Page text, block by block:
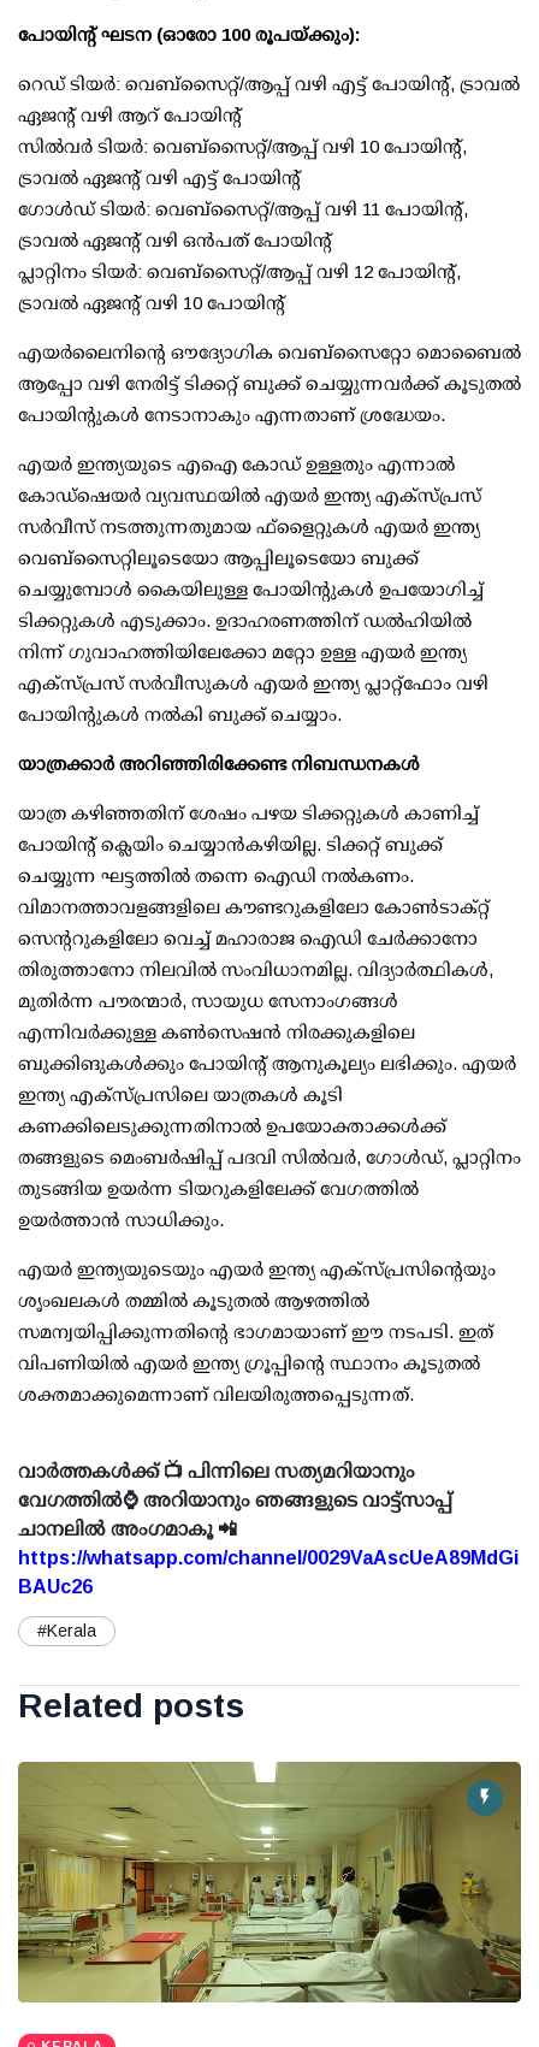
പോയിന്റ് ഘടന (ഓരോ 100 രൂപയ്ക്കും):
റെഡ് ടിയര്‍: വെബ്സൈറ്റ്/ആപ്പ് വഴി എട്ട് പോയിന്റ്, ട്രാവല്‍
ഏജന്റ് വഴി ആറ് പോയിന്റ്
സില്‍വര്‍ ടിയര്‍: വെബ്സൈറ്റ്/ആപ്പ് വഴി 10 പോയിന്റ്,
ട്രാവല്‍ ഏജന്റ് വഴി എട്ട് പോയിന്റ്
ഗോള്‍ഡ് ടിയര്‍: വെബ്സൈറ്റ്/ആപ്പ് വഴി 11 പോയിന്റ്,
ട്രാവല്‍ ഏജന്റ് വഴി ഒന്‍പത് പോയിന്റ്
പ്ലാറ്റിനം ടിയര്‍: വെബ്സൈറ്റ്/ആപ്പ് വഴി 12 പോയിന്റ്,
ട്രാവല്‍ ഏജന്റ് വഴി 10 പോയിന്റ്
എയര്‍ലൈനിന്റെ ഔദ്യോഗിക വെബ്സൈറ്റോ മൊബൈല്‍
ആപ്പോ വഴി നേരിട്ട് ടിക്കറ്റ് ബുക്ക് ചെയ്യുന്നവര്‍ക്ക് കൂടുതല്‍
പോയിന്റുകള്‍ നേടാനാകും എന്നതാണ് ശ്രദ്ധേയം.
എയര്‍ ഇന്ത്യയുടെ എഐ കോഡ് ഉള്ളതും എന്നാല്‍
കോഡ്‌ഷെയര്‍ വ്യവസ്ഥയില്‍ എയര്‍ ഇന്ത്യ എക്‌സ്പ്രസ്
സര്‍വീസ് നടത്തുന്നതുമായ ഫ്‌ളൈറ്റുകള്‍ എയര്‍ ഇന്ത്യ
വെബ്സൈറ്റിലൂടെയോ ആപ്പിലൂടെയോ ബുക്ക്
ചെയ്യുമ്പോള്‍ കൈയിലുള്ള പോയിന്റുകള്‍ ഉപയോഗിച്ച്
ടിക്കറ്റുകള്‍ എടുക്കാം. ഉദാഹരണത്തിന് ഡല്‍ഹിയില്‍
നിന്ന് ഗുവാഹത്തിയിലേക്കോ മറ്റോ ഉള്ള എയര്‍ ഇന്ത്യ
എക്‌സ്പ്രസ് സര്‍വീസുകള്‍ എയര്‍ ഇന്ത്യ പ്ലാറ്റ്ഫോം വഴി
പോയിന്റുകള്‍ നല്‍കി ബുക്ക് ചെയ്യാം.
യാത്രക്കാര്‍ അറിഞ്ഞിരിക്കേണ്ട നിബന്ധനകള്‍
യാത്ര കഴിഞ്ഞതിന് ശേഷം പഴയ ടിക്കറ്റുകള്‍ കാണിച്ച്
പോയിന്റ് ക്ലെയിം ചെയ്യാന്‍കഴിയില്ല. ടിക്കറ്റ് ബുക്ക്
ചെയ്യുന്ന ഘട്ടത്തില്‍ തന്നെ ഐഡി നല്‍കണം.
വിമാനത്താവളങ്ങളിലെ കൗണ്ടറുകളിലോ കോണ്‍ടാക്റ്റ്
സെന്ററുകളിലോ വെച്ച് മഹാരാജ ഐഡി ചേര്‍ക്കാനോ
തിരുത്താനോ നിലവില്‍ സംവിധാനമില്ല. വിദ്യാര്‍ത്ഥികള്‍,
മുതിര്‍ന്ന പൗരന്മാര്‍, സായുധ സേനാംഗങ്ങള്‍
എന്നിവര്‍ക്കുള്ള കണ്‍സെഷന്‍ നിരക്കുകളിലെ
ബുക്കിങുകള്‍ക്കും പോയിന്റ് ആനുകൂല്യം ലഭിക്കും. എയര്‍
ഇന്ത്യ എക്‌സ്പ്രസിലെ യാത്രകള്‍ കൂടി
കണക്കിലെടുക്കുന്നതിനാല്‍ ഉപയോക്താക്കള്‍ക്ക്
തങ്ങളുടെ മെംബര്‍ഷിപ്പ് പദവി സില്‍വര്‍, ഗോള്‍ഡ്, പ്ലാറ്റിനം
തുടങ്ങിയ ഉയര്‍ന്ന ടിയറുകളിലേക്ക് വേഗത്തില്‍
ഉയര്‍ത്താന്‍ സാധിക്കും.
എയര്‍ ഇന്ത്യയുടെയും എയര്‍ ഇന്ത്യ എക്‌സ്പ്രസിന്റെയും
ശൃംഖലകള്‍ തമ്മില്‍ കൂടുതല്‍ ആഴത്തില്‍
സമന്വയിപ്പിക്കുന്നതിന്റെ ഭാഗമായാണ് ഈ നടപടി. ഇത്
വിപണിയില്‍ എയര്‍ ഇന്ത്യ ഗ്രൂപ്പിന്റെ സ്ഥാനം കൂടുതല്‍
ശക്തമാക്കുമെന്നാണ് വിലയിരുത്തപ്പെടുന്നത്.
വാർത്തകൾക്ക് 📺 പിന്നിലെ സത്യമറിയാനും
വേഗത്തിൽ⌚ അറിയാനും ഞങ്ങളുടെ വാട്ട്സാപ്പ്
ചാനലിൽ അംഗമാകൂ 📲
https://whatsapp.com/channel/0029VaAscUeA89MdGi
BAUc26
#Kerala
Related posts